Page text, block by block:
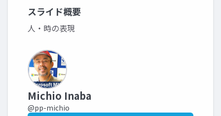
スライド概要
人・時の表現
Michio Inaba
@pp-michio